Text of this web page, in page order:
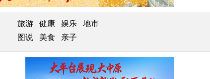
旅游 健康 娱乐
地市
图说 美食 亲子